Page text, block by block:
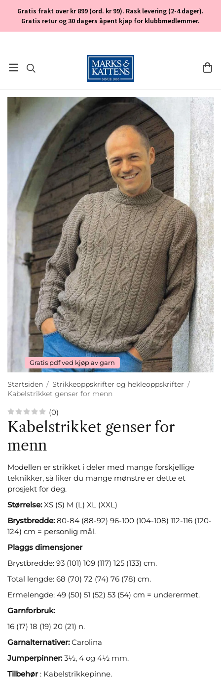
Gratis frakt over kr 899 (ord. kr 99). Rask levering (2-4 dager).
Gratis retur og 30 dagers åpent kjøp for klubbmedlemmer.
Gratis pdf ved kjøp av garn
Startsiden / Strikkeoppskrifter og hekleoppskrifter /
Kabelstrikket genser for menn
(0)
Kabelstrikket genser for
menn
Modellen er strikket i deler med mange forskjellige
teknikker, så liker du mange mønstre er dette et
prosjekt for deg.
Størrelse:XS (S) M (L) XL (XXL)
Brystbredde:80-84 (88-92) 96-100 (104-108) 112-116 (120-
124) cm = personlig mål.
Plaggs dimensjoner
Brystbredde: 93 (101) 109 (117) 125 (133) cm.
Total lengde: 68 (70) 72 (74) 76 (78) cm.
Ermelengde: 49 (50) 51 (52) 53 (54) cm = underermet.
Garnforbruk:
16 (17) 18 (19) 20 (21) n.
Garnalternativer:Carolina
Jumperpinner:3½, 4 og 4½ mm.
Tilbehør: Kabelstrikkepinne.